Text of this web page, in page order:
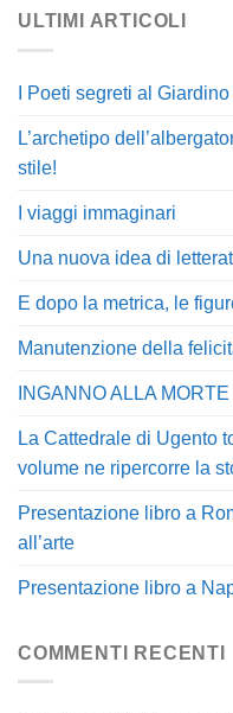
ULTIMI ARTICOLI
I Poeti segreti al
L’archetipo
stile!
I viaggi immaginari
Una nuova idea di
E dopo la metrica, le
Manutenzione della
INGANNO ALLA MORTE
La Cattedrale di Ugento
volume ne ripercorre la
Presentazione libro a
all’arte
Presentazione libro a
COMMENTI RECENTI